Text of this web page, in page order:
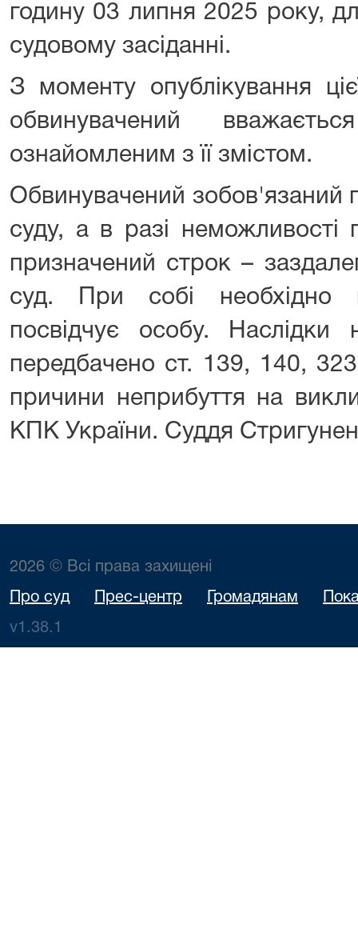
годину 03 липня 2025 року,
судовому засіданні.
З моменту опублікування
обвинувачений
ознайомленим з її змістом.
Обвинувачений зобов'язаний
суду, а в разі
призначений строк –
суд. При собі необхідно
посвідчує особу. Наслідки
передбачено ст. 139, 140,
причини неприбуття на
КПК України. Суддя
2026 © Всі права захищені
Про суд Прес-центр Громадянам
v1.38.1